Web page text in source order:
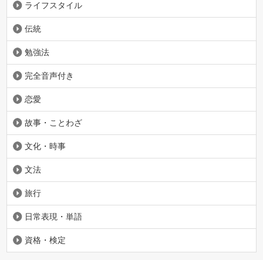
ライフスタイル
伝統
勉強法
完全音声付き
恋愛
故事・ことわざ
文化・時事
文法
旅行
日常表現・単語
資格・検定